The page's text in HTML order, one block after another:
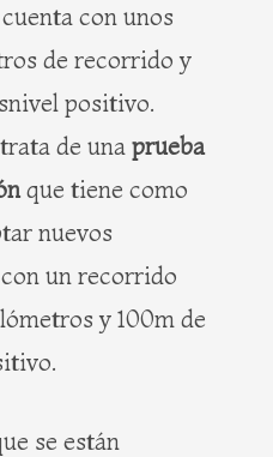
cuenta con unos
de recorrido y
positivo.
de unaprueba
que tiene como
nuevos
un recorrido
y 100m de
se están